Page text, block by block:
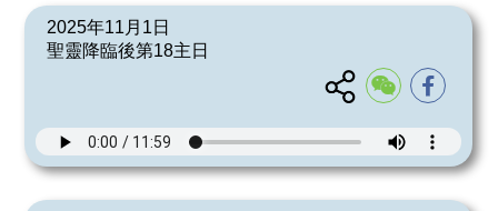
2025年11月1日
聖靈降臨後第18主日